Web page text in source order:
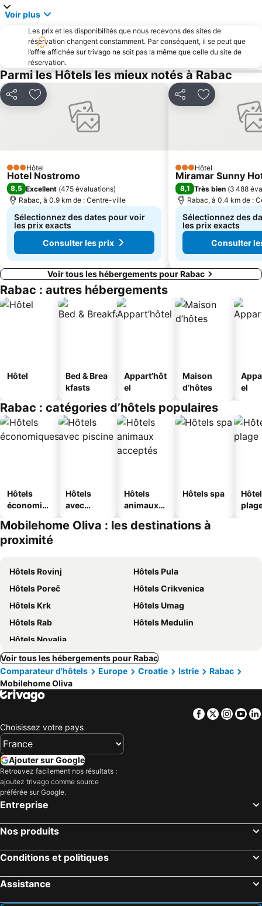
Canal de Lème
Voir plus
Les prix et les disponibilités que nous recevons des sites de
réservation changent constamment. Par conséquent, il se peut que
l’offre affichée sur trivago ne soit pas la même que celle du site de
réservation.
Parmi les Hôtels les mieux notés à Rabac
PartagerAjouter à mes favoris
3 Étoiles
Hôtel
Hotel Nostromo
8,5 Excellent (475 évaluations)
Rabac, à 0.9 km de : Centre-ville
Sélectionnez des dates pour voir
les prix exacts
Consulter les prix
PartagerAjouter à
3 Étoiles
Hôtel
Miramar Sunny
8,1 Très bien (3 488
Rabac, à 0.4 km de :
Sélectionnez des
les prix exacts
Consulter
Voir tous les hébergements pour Rabac
Rabac : autres hébergements
Hôtel
Bed & Brea
kfasts
Appart’hôt
el
Maison
d’hôtes
el
Rabac : catégories d’hôtels populaires
Hôtels
économiq
Hôtels
avec
Hôtels
animaux
Hôtels spa
Mobilehome Oliva : les destinations à
proximité
Hôtels Rovinj
Hôtels Pula
Hôtels Poreč
Hôtels Crikvenica
Hôtels Krk
Hôtels Umag
Hôtels Rab
Hôtels Medulin
Hôtels Novalja
Voir tous les hébergements pour Rabac
Comparateur d'hôtels
Europe Croatie Istrie
Rabac
Mobilehome Oliva
Facebook
Twitter
Choisissez votre pays
Ajouter sur Google
Retrouvez facilement nos résultats :
ajoutez trivago comme source
préférée sur Google.
Entreprise
Nos produits
Conditions et politiques
Assistance